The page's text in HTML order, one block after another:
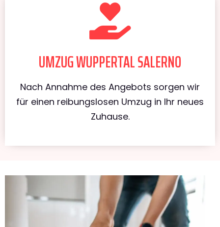
UMZUG WUPPERTAL SALERNO
Nach Annahme des Angebots sorgen wir
für einen reibungslosen Umzug in Ihr neues
Zuhause.